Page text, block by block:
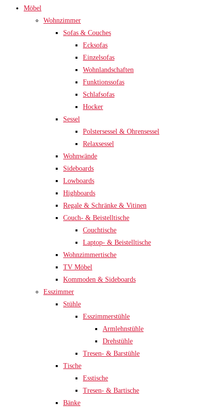
Möbel
Wohnzimmer
Sofas & Couches
Ecksofas
Einzelsofas
Wohnlandschaften
Funktionssofas
Schlafsofas
Hocker
Sessel
Polstersessel & Ohrensessel
Relaxsessel
Wohnwände
Sideboards
Lowboards
Highboards
Regale & Schränke & Vitinen
Couch- & Beistelltische
Couchtische
Laptop- & Beistelltische
Wohnzimmertische
TV Möbel
Kommoden & Sideboards
Esszimmer
Stühle
Esszimmerstühle
Armlehnstühle
Drehstühle
Tresen- & Barstühle
Tische
Esstische
Tresen- & Bartische
Bänke